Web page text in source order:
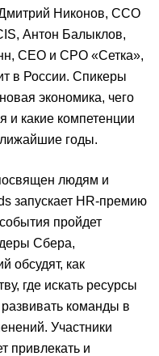
Никонов, CCO
Антон Балыклов,
CEO и CPO «Сетка»,
в России. Спикеры
экономика, чего
и какие компетенции
годы.
людям и
запускает HR-премию
пройдет
Сбера,
обсудят, как
где искать ресурсы
команды в
Участники
привлекать и